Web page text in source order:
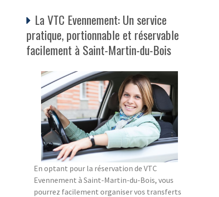
La VTC Evennement: Un service
pratique, portionnable et réservable
facilement à Saint-Martin-du-Bois
En optant pour la réservation de VTC
Evennement à Saint-Martin-du-Bois, vous
pourrez facilement organiser vos transferts